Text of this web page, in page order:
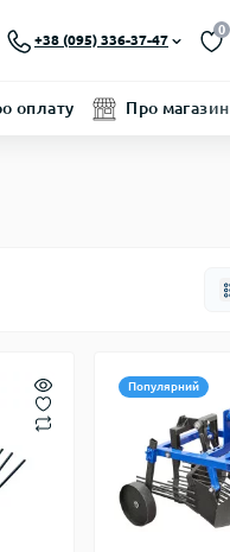
+38 (095) 336-37-47
0
оплату Про магазин
Популярний